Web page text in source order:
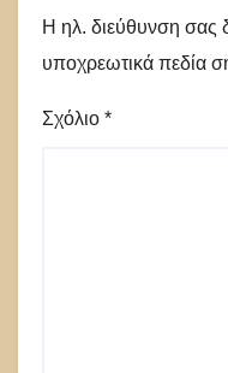
Η ηλ. διεύθυνση σας
υποχρεωτικά πεδία
Σχόλιο *